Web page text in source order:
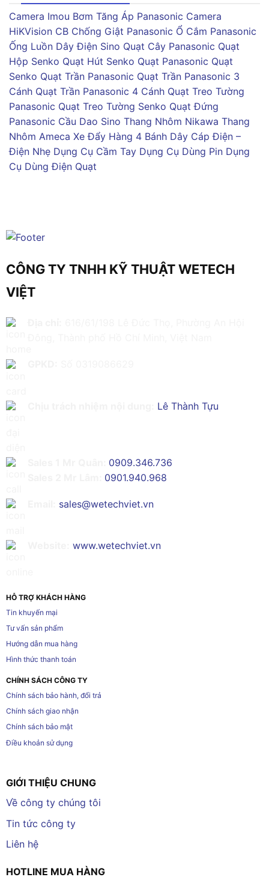
Camera Imou Bơm Tăng Áp Panasonic Camera
HiKVision CB Chống Giật Panasonic Ổ Cắm Panasonic
Ống Luồn Dây Điện Sino Quạt Cây Panasonic Quạt
Hộp Senko Quạt Hút Senko Quạt Panasonic Quạt
Senko Quạt Trần Panasonic Quạt Trần Panasonic 3
Cánh Quạt Trần Panasonic 4 Cánh Quạt Treo Tường
Panasonic Quạt Treo Tường Senko Quạt Đứng
Panasonic Cầu Dao Sino Thang Nhôm Nikawa Thang
Nhôm Ameca Xe Đẩy Hàng 4 Bánh Dây Cáp Điện –
Điện Nhẹ Dụng Cụ Cầm Tay Dụng Cụ Dùng Pin Dụng
Cụ Dùng Điện Quạt
CÔNG TY TNHH KỸ THUẬT WETECH
VIỆT
Lê Thành Tựu
0909.346.736
0901.940.968
sales@wetechviet.vn
www.wetechviet.vn
HỖ TRỢ KHÁCH HÀNG
Tin khuyến mại
Tư vấn sản phẩm
Hướng dẫn mua hàng
Hình thức thanh toán
CHÍNH SÁCH CÔNG TY
Chính sách bảo hành, đổi trả
Chính sách giao nhận
Chính sách bảo mật
Điều khoản sử dụng
GIỚI THIỆU CHUNG
Về công ty chúng tôi
Tin tức công ty
Liên hệ
HOTLINE MUA HÀNG